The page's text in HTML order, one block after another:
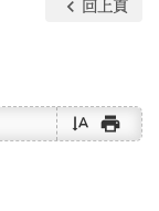
keyboard_arrow_left 回上頁
text_rotate_vertical print